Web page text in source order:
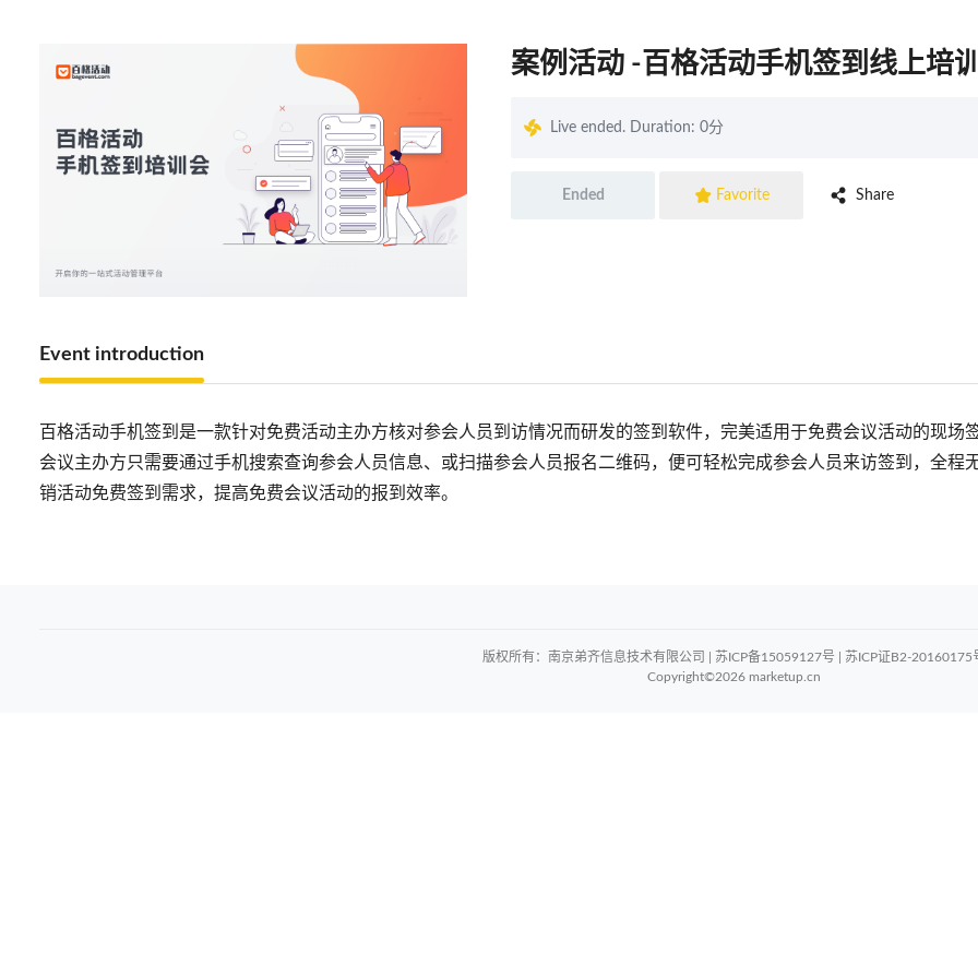
案例活动 -百格活动手机签到线上培
 Live ended. Duration: 0分
Ended  Favorite  Share
Event introduction
百格活动手机签到是一款针对免费活动主办方核对参会人员到访情况而研发的签到软件，完美适用于免费会议活动的现场
会议主办方只需要通过手机搜索查询参会人员信息、或扫描参会人员报名二维码，便可轻松完成参会人员来访签到，全
销活动免费签到需求，提高免费会议活动的报到效率。
版权所有：南京弟齐信息技术有限公司 | 苏ICP备15059127号 | 苏ICP证B2-20160175
Copyright©2026 marketup.cn